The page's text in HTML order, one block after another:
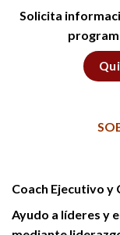
Solicita
Coach Ejecutivo
Ayudo a líderes y